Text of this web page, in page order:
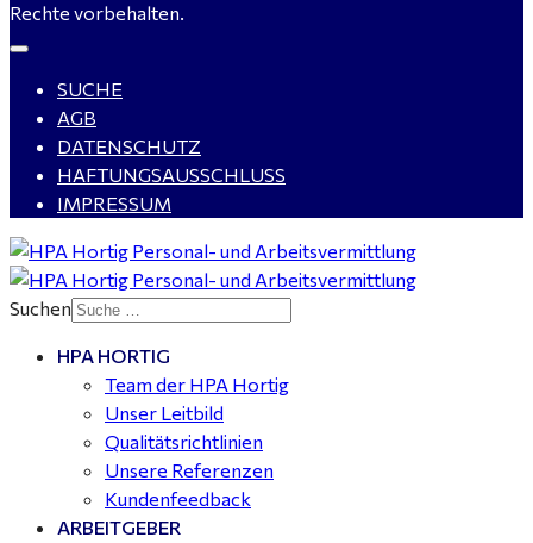
Kalkulator (m/w/d) mit technischen Erfahrungen
gesucht für Halle (Saale) - ab 4.000 €
25
Mitarbeiter Wohnungssanierung / Maler (m/w/d)
Dessau-Roßlau - ab 18,00 €
Rechte vorbehalten.
SUCHE
AGB
DATENSCHUTZ
HAFTUNGSAUSSCHLUSS
IMPRESSUM
Suchen
HPA HORTIG
Team der HPA Hortig
Unser Leitbild
Qualitätsrichtlinien
Unsere Referenzen
Kundenfeedback
ARBEITGEBER